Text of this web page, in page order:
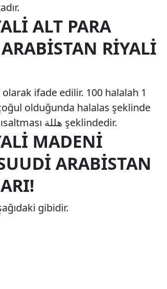
ALT PARA
RIYALI
ifade edilir. 100 halalah 1
olduğunda halalas şeklinde
ifade edilmektedir. Halalah sembolü ve kısaltması هللة şeklindedir.
MADENI
ARABISTAN
gibidir.